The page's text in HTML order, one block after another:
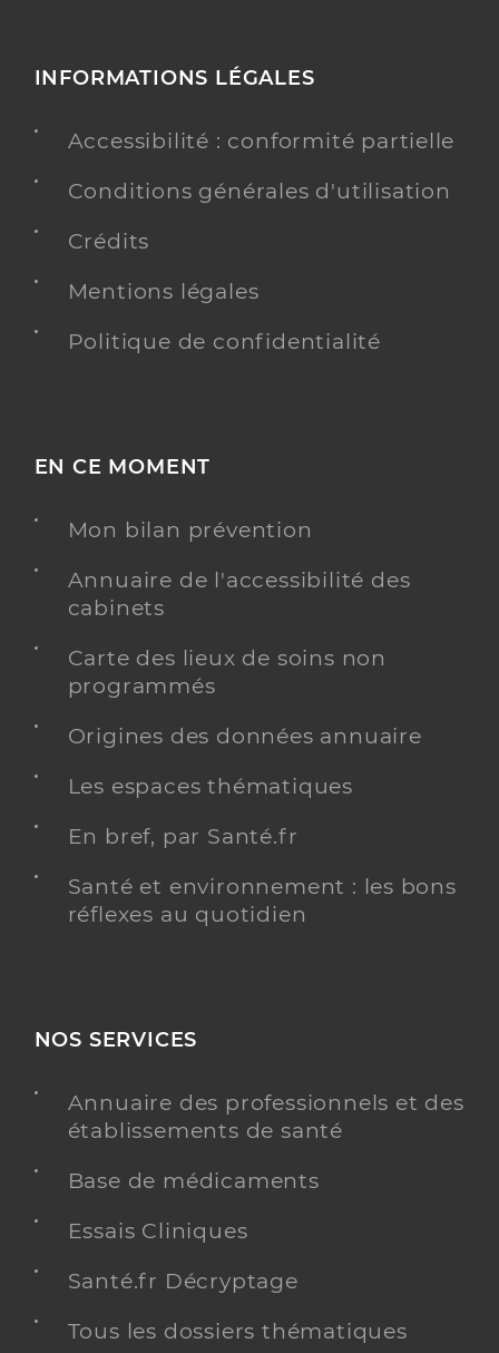
INFORMATIONS LÉGALES
Accessibilité : conformité partielle
Conditions générales d'utilisation
Crédits
Mentions légales
Politique de confidentialité
EN CE MOMENT
Mon bilan prévention
Annuaire de l'accessibilité des
cabinets
Carte des lieux de soins non
programmés
Origines des données annuaire
Les espaces thématiques
En bref, par Santé.fr
Santé et environnement : les bons
réflexes au quotidien
NOS SERVICES
Annuaire des professionnels et des
établissements de santé
Base de médicaments
Essais Cliniques
Santé.fr Décryptage
Tous les dossiers thématiques